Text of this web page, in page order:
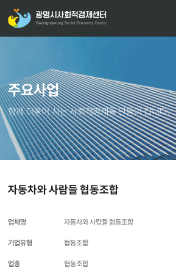
주요사업
함께 더불어 사는 사회적경제를 만들어 갑니다.
자동차와 사람들 협동조합
업체명 자동차와 사람들 협동조합
기업유형 협동조합
업종 협동조합